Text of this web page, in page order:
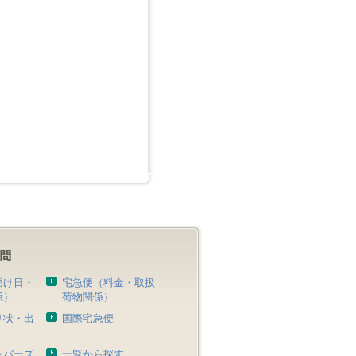
日・
宅急便（料金・取扱
荷物関係）
・出
国際宅急便